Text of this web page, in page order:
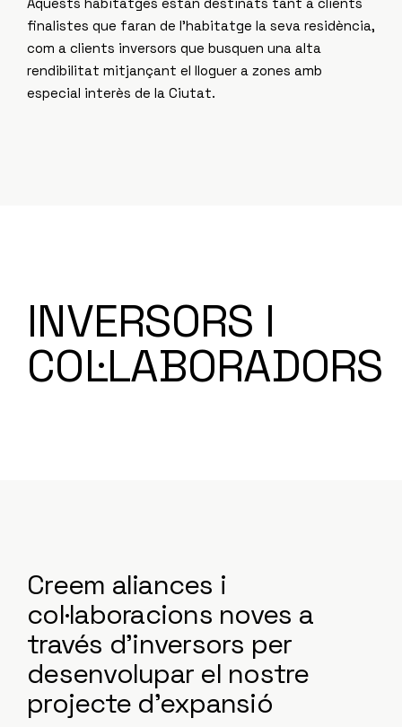
finalistes que faran de l’habitatge la seva residència,
com a clients inversors que busquen una alta
rendibilitat mitjançant el lloguer a zones amb
especial interès de la Ciutat.
INVERSORS I
COL·LABORADORS
Creem aliances i
col·laboracions noves a
través d'inversors per
desenvolupar el nostre
projecte d'expansió